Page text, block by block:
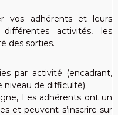
vos adhérents et leurs
activités, les
des sorties.
par activité (encadrant,
niveau de difficulté).
Les adhérents ont un
et peuvent s’inscrire sur